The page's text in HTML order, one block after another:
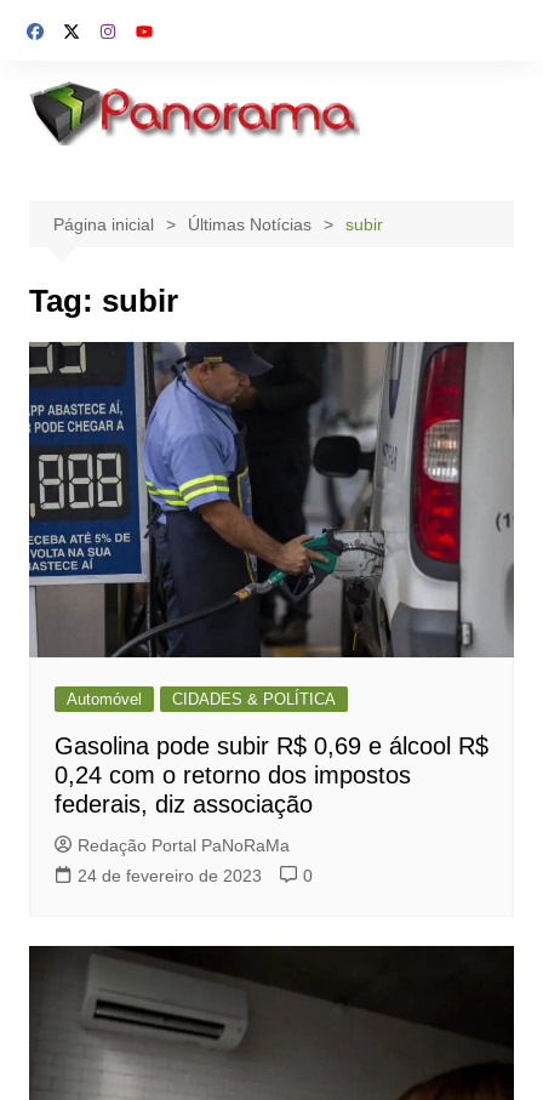
para
conteúdo
Página inicial Últimas Notícias subir
Tag: subir
Automóvel CIDADES & POLÍTICA
Gasolina pode subir R$ 0,69 e álcool R$
0,24 com o retorno dos impostos
federais, diz associação
Redação Portal PaNoRaMa
24 de fevereiro de 2023
0